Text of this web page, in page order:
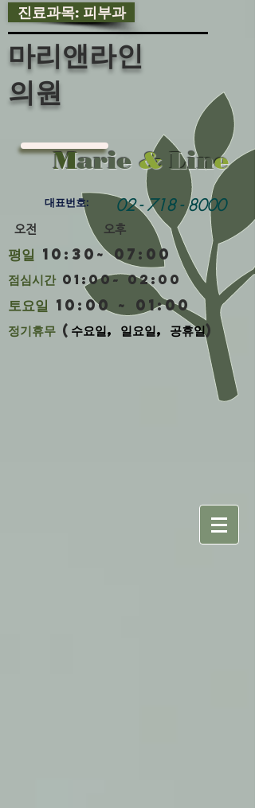
진료과목: 피부과
마리앤라인
의원
Marie&Line
대표번호: 02 - 718 - 8000
​ 오전 오후
평일 10:30~ 07:00
​점심시간01:00~ 02:00
토요일 10:00 ~ 01:00
정기휴무 ( 수요일, 일요일, 공휴일)